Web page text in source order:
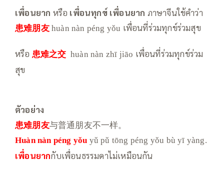
เพื่อนยาก หรือ เพื่อนทุกข์ เพื่อนยาก ภาษาจีนใช้คำว่า
患难朋友 huàn nàn péng yǒu เพื่อนที่ร่วมทุกข์ร่วมสุข
หรือ 患难之交 huàn nàn zhī jiāo เพื่อนที่ร่วมทุกข์ร่วม
สุข
ตัวอย่าง
患难朋友与普通朋友不一样。
Huàn nàn péng yǒu yǔ pǔ tōng péng yǒu bù yī yàng.
เพื่อนยากกับเพื่อนธรรมดาไม่เหมือนกัน